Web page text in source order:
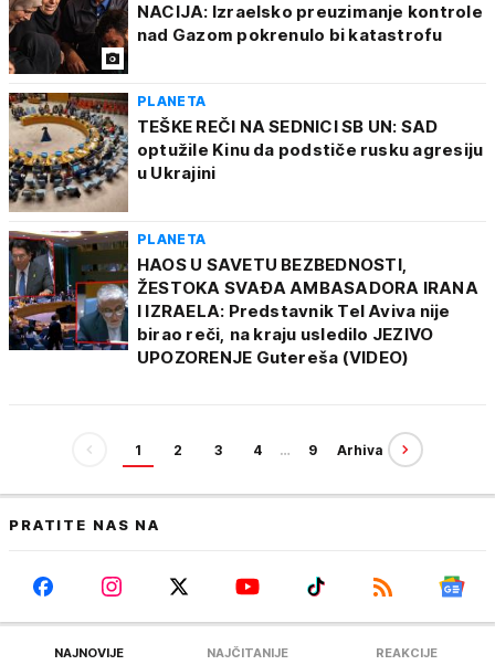
NACIJA: Izraelsko preuzimanje kontrole
nad Gazom pokrenulo bi katastrofu
PLANETA
TEŠKE REČI NA SEDNICI SB UN: SAD
optužile Kinu da podstiče rusku agresiju
u Ukrajini
PLANETA
HAOS U SAVETU BEZBEDNOSTI,
ŽESTOKA SVAĐA AMBASADORA IRANA
I IZRAELA: Predstavnik Tel Aviva nije
birao reči, na kraju usledilo JEZIVO
UPOZORENJE Gutereša (VIDEO)
1 2 3 4 … 9 Arhiva
PRATITE NAS NA
NAJNOVIJE NAJČITANIJE REAKCIJE